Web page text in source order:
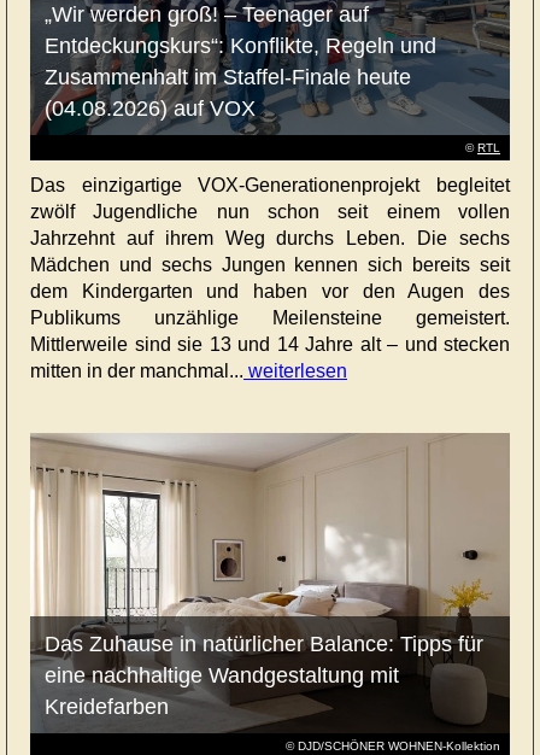
©RTL
„Wir werden groß! – Teenager auf
Entdeckungskurs“: Konflikte, Regeln und
Zusammenhalt im Staffel-Finale heute
(04.08.2026) auf VOX
Das einzigartige VOX-Generationenprojekt begleitet
zwölf Jugendliche nun schon seit einem vollen
Jahrzehnt auf ihrem Weg durchs Leben. Die sechs
Mädchen und sechs Jungen kennen sich bereits seit
dem Kindergarten und haben vor den Augen des
Publikums unzählige Meilensteine gemeistert.
Mittlerweile sind sie 13 und 14 Jahre alt – und stecken
mitten in der manchmal... weiterlesen
© DJD/SCHÖNER WOHNEN-Kollektion
Das Zuhause in natürlicher Balance: Tipps für
eine nachhaltige Wandgestaltung mit
Kreidefarben